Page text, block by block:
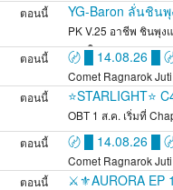
ตอนนี้
YG-Baron ลั่นชินพุ
PK V.25 อาชีพ ชินพุง
หายใจ
ตอนนี้ 〄 █ 14.08.26 █
Comet Ragnarok
ตอนนี้
⭐STARLIGHT⭐
OBT 1 ส.ค. เริ่มที่
สมดุล
ตอนนี้ 〄 █ 14.08.26 █
Comet Ragnarok
ตอนนี้
⚔️⚜️AURORA EP